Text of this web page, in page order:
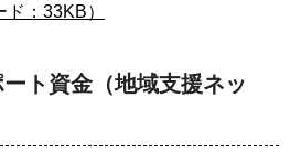
：33KB）
ト資金（地域支援ネッ